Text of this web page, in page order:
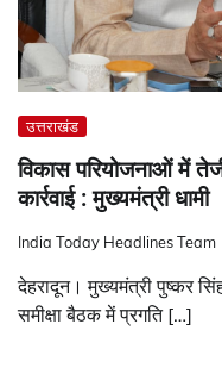
उत्तराखंड
विकास परियोजनाओं में
कार्रवाई : मुख्यमंत्री धामी
India Today Headlines Team
देहरादून। मुख्यमंत्री पुष्कर
समीक्षा बैठक में प्रगति […]